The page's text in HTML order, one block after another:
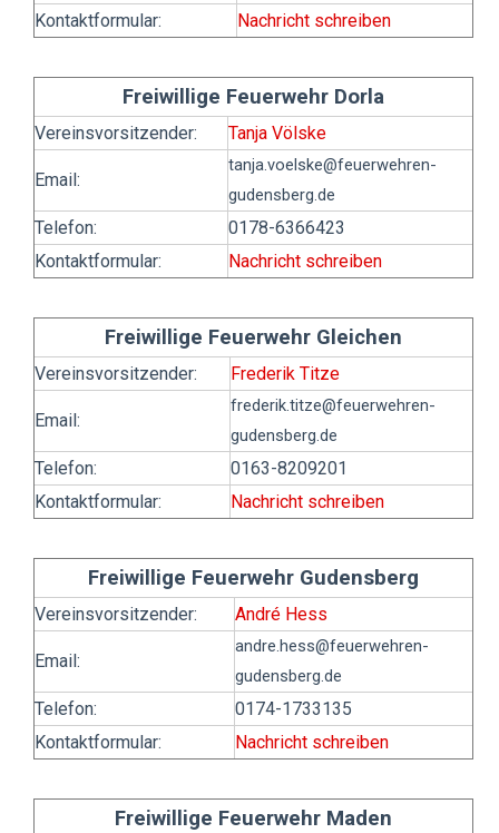
Kontaktformular:
Nachricht schreiben
Freiwillige Feuerwehr Dorla
Vereinsvorsitzender: Tanja Völske
Email:
tanja.voelske@feuerwehren-
gudensberg.de
Telefon:
0178-6366423
Kontaktformular:
Nachricht schreiben
Freiwillige Feuerwehr Gleichen
Vereinsvorsitzender: Frederik Titze
Email:
frederik.titze@feuerwehren-
gudensberg.de
Telefon:
0163-8209201
Kontaktformular:
Nachricht schreiben
Freiwillige Feuerwehr Gudensberg
Vereinsvorsitzender: André Hess
Email:
andre.hess@feuerwehren-
gudensberg.de
Telefon:
0174-1733135
Kontaktformular:
Nachricht schreiben
Freiwillige Feuerwehr Maden